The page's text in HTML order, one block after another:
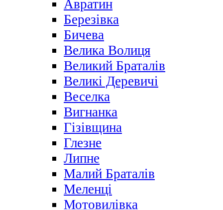
Авратин
Березівка
Бичева
Велика Волиця
Великий Браталів
Великі Деревичі
Веселка
Вигнанка
Гізівщина
Глезне
Липне
Малий Браталів
Меленці
Мотовилівка